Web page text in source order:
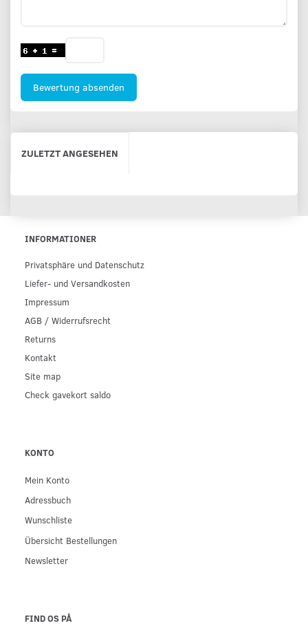
Bewertung absenden
ZULETZT ANGESEHEN
INFORMATIONER
Privatsphäre und Datenschutz
Liefer- und Versandkosten
Impressum
AGB / Widerrufsrecht
Returns
Kontakt
Site map
Check gavekort saldo
KONTO
Mein Konto
Adressbuch
Wunschliste
Übersicht Bestellungen
Newsletter
FIND OS PÅ